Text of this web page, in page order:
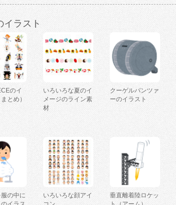
イラスト
のイ
とめ）
いろいろな夏のイ
メージのライン素
材
クーゲルパンツァ
ーのイラスト
の中に
いろいろな顔アイ
垂直離着陸ロケッ